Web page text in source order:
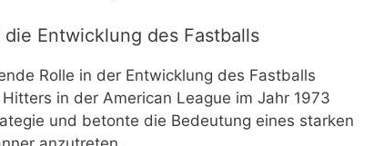
Entwicklung des Fastballs
Rolle in der Entwicklung des Fastballs
in der American League im Jahr 1973
und betonte die Bedeutung eines starken